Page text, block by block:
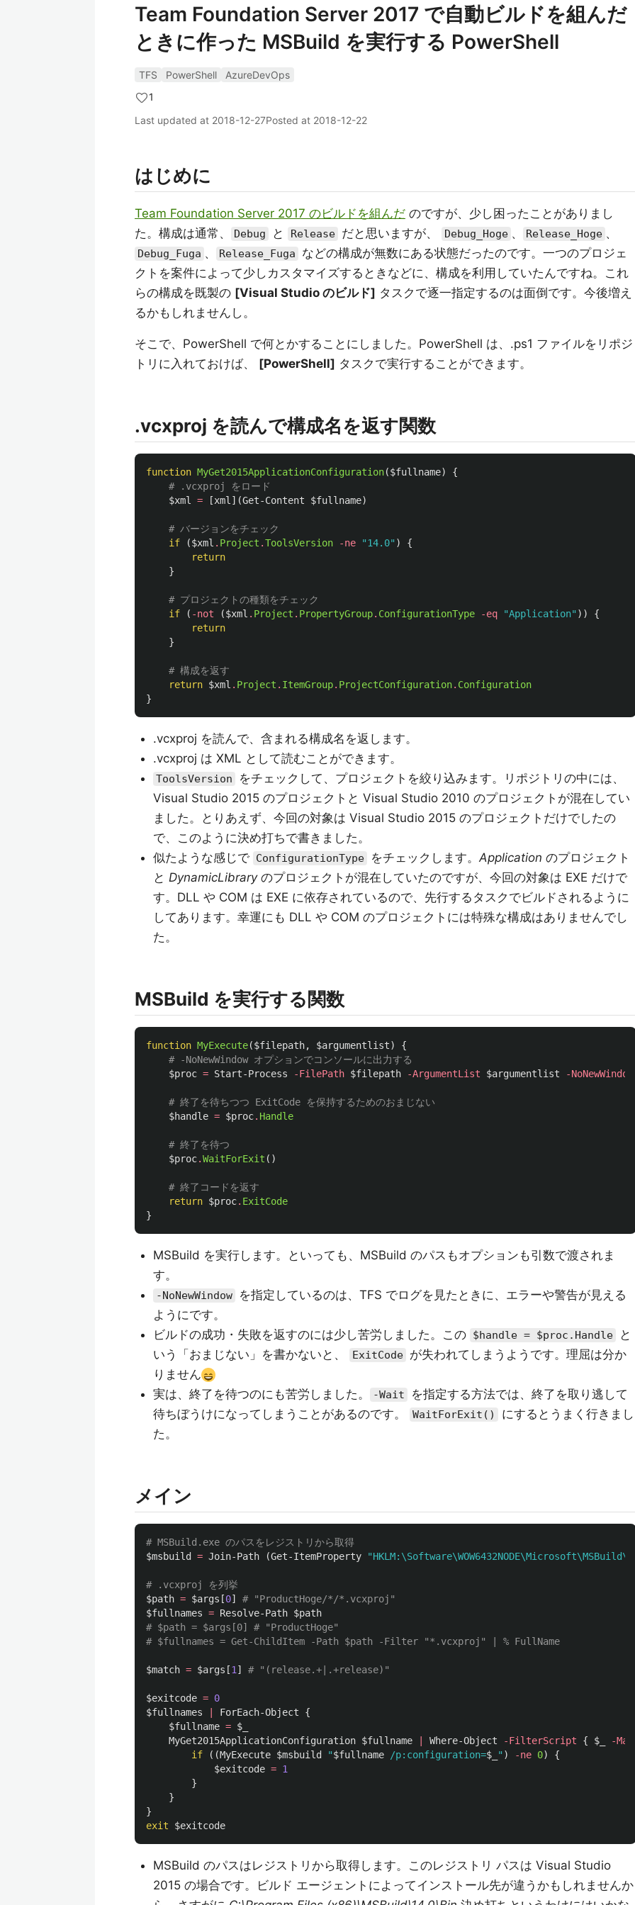
Team Foundation Server 2017 で自動ビルドを組んだ
ときに作った MSBuild を実行する PowerShell
TFS PowerShell
AzureDevOps
1
Last updated at 2018-12-27Posted at 2018-12-22
はじめに
Team Foundation Server 2017 のビルドを組んだ のですが、少し困ったことがありまし
た。構成は通常、
Debug と Release だと思いますが、 Debug_Hoge 、 Release_Hoge 、
Debug_Fuga 、 Release_Fuga
などの構成が無数にある状態だったのです。一つのプロジェ
クトを案件によって少しカスタマイズするときなどに、構成を利用していたんですね。これ
らの構成を既製の [Visual Studio のビルド] タスクで逐一指定するのは面倒です。今後増え
るかもしれませんし。
そこで、PowerShell で何とかすることにしました。PowerShell は、.ps1 ファイルをリポジ
トリに入れておけば、 [PowerShell] タスクで実行することができます。
.vcxproj を読んで構成名を返す関数
function MyGet2015ApplicationConfiguration($fullname)
{
# .vcxproj をロード
$xml
= [xml ](Get-Content $fullname)
# バージョンをチェック
if
($xml . Project .ToolsVersion -ne "14.0" )
{
return
}
# プロジェクトの種類をチェック
if
( -not ($xml . Project . PropertyGroup. ConfigurationType -eq "Application" ))
{
return
}
# 構成を返す
return $xml . Project . ItemGroup. ProjectConfiguration. Configuration
}
.vcxproj を読んで、含まれる構成名を返します。
.vcxproj は XML として読むことができます。
ToolsVersion
をチェックして、プロジェクトを絞り込みます。リポジトリの中には、
Visual Studio 2015 のプロジェクトと Visual Studio 2010 のプロジェクトが混在してい
ました。とりあえず、今回の対象は Visual Studio 2015 のプロジェクトだけでしたの
で、このように決め打ちで書きました。
似たような感じで ConfigurationType をチェックします。Application のプロジェクト
と DynamicLibraryのプロジェクトが混在していたのですが、今回の対象は EXE だけで
す。DLL や COM は EXE に依存されているので、先行するタスクでビルドされるように
してあります。幸運にも DLL や COM のプロジェクトには特殊な構成はありませんでし
た。
MSBuild を実行する関数
function MyExecute($filepath, $argumentlist)
{
# -NoNewWindow オプションでコンソールに出力する
$proc = Start-Process -FilePath $filepath -ArgumentList $argumentlist -NoNewWindow
# 終了を待ちつつ ExitCode を保持するためのおまじない
$handle = $proc. Handle
# 終了を待つ
$proc.WaitForExit ()
# 終了コードを返す
return $proc. ExitCode
}
MSBuild を実行します。といっても、MSBuild のパスもオプションも引数で渡されま
す。
-NoNewWindow
を指定しているのは、TFS でログを見たときに、エラーや警告が見える
ようにです。
ビルドの成功・失敗を返すのには少し苦労しました。この $handle = $proc.Handle
と
いう「おまじない」を書かないと、
ExitCode が失われてしまうようです。理屈は分か
りません
実は、終了を待つのにも苦労しました。
-Wait
を指定する方法では、終了を取り逃して
待ちぼうけになってしまうことがあるのです。
WaitForExit()
にするとうまく行きまし
た。
メイン
# MSBuild.exe のパスをレジストリから取得
$msbuild
= Join-Path (Get-ItemProperty
# .vcxproj を列挙
$path = $args [0]
# "ProductHoge/*/*.vcxproj"
$fullnames = Resolve-Path $path
# $path = $args[0] # "ProductHoge"
# $fullnames = Get-ChildItem -Path $path -Filter "*.vcxproj" | % FullName
$match = $args [1 ] # "(release.+|.+release)"
$exitcode = 0
$fullnames
ForEach-Object
{
$fullname = $_
MyGet2015ApplicationConfiguration $fullname Where-Object -FilterScript { $_ -
if
((MyExecute $msbuild "$fullname /p:configuration=$_ " ) -ne 0)
{
$exitcode = 1
}
}
}
exit
$exitcode
MSBuild のパスはレジストリから取得します。このレジストリ パスは Visual Studio
2015 の場合です。ビルド エージェントによってインストール先が違うかもしれませんか